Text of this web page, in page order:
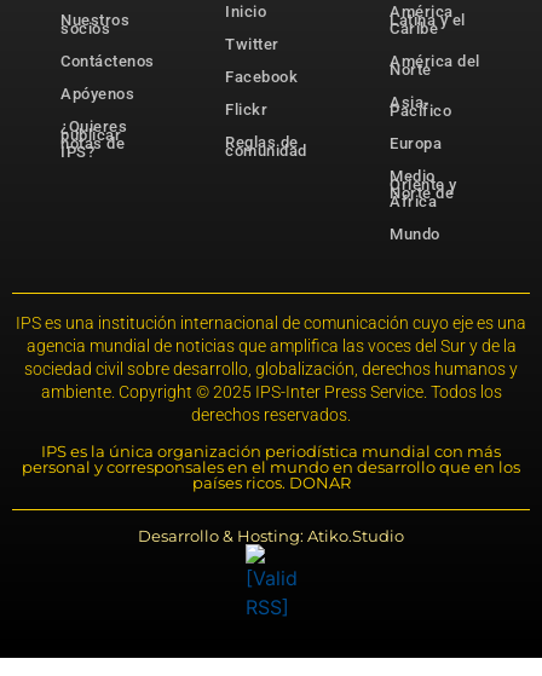
Nuestros
socios
Contáctenos
Apóyenos
¿Quieres
publicar
notas de
IPS?
Inicio
Twitter
Facebook
Flickr
Reglas de
comunidad
América
Latina y el
Caribe
América del
Norte
Asia-
Pacífico
Europa
Medio
Oriente y
Norte de
África
Mundo
IPS es una institución internacional de comunicación cuyo eje es una
agencia mundial de noticias que amplifica las voces del Sur y de la
sociedad civil sobre desarrollo, globalización, derechos humanos y
ambiente. Copyright © 2025 IPS-Inter Press Service. Todos los
derechos reservados.
IPS es la única organización periodística mundial con más
personal y corresponsales en el mundo en desarrollo que en los
países ricos. DONAR
Desarrollo & Hosting: Atiko.Studio